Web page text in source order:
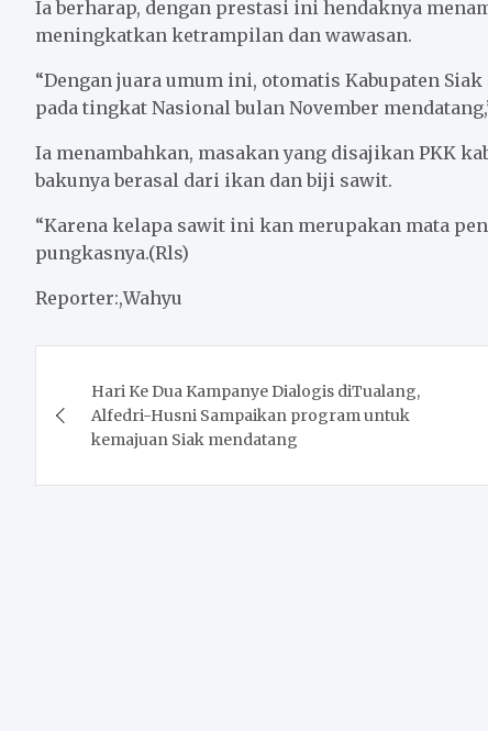
Ia berharap, dengan prestasi ini hendaknya
meningkatkan ketrampilan dan wawasan.
“Dengan juara umum ini, otomatis Kabupaten
pada tingkat Nasional bulan November
Ia menambahkan, masakan yang disajikan PKK
bakunya berasal dari ikan dan biji sawit.
“Karena kelapa sawit ini kan merupakan mata
pungkasnya.(Rls)
Reporter:,Wahyu
navigation
Hari Ke Dua Kampanye Dialogis diTualang,
Alfedri-Husni Sampaikan program untuk
kemajuan Siak mendatang